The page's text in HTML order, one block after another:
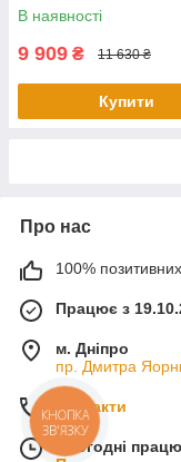
В наявності
9 909 ₴ 11 630 ₴
Купити
Про нас
100% позитивних
Працює з
м. Дніпро
пр. Дмитра
Контакти
Сьогодні
КНОПКА
ЗВ'ЯЗКУ